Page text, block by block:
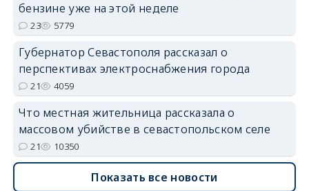
бензине уже на этой неделе
23 5779
Губернатор Севастополя рассказал о
перспективах электроснабжения города
21 4059
Что местная жительница рассказала о
массовом убийстве в севастопольском селе
21 10350
Показать все новости